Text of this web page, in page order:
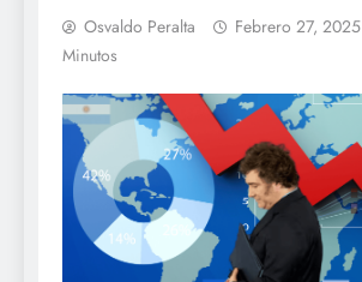
Osvaldo Peralta Febrero 27, 2025
Minutos